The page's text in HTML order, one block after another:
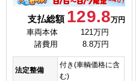
支払総額 129.8万円
車両本体
121万円
諸費用
8.8万円
法定整備
付き(車輌価格に含
む)